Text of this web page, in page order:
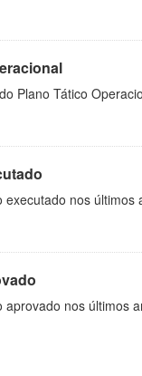
Plano Tático
executado nos
aprovado nos últimos